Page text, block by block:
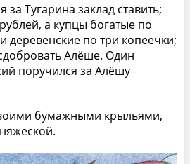
за Тугарина заклад ставить;
а купцы богатые по
деревенские по три копеечки;
Алёше. Один
поручился за Алёшу
бумажными крыльями,